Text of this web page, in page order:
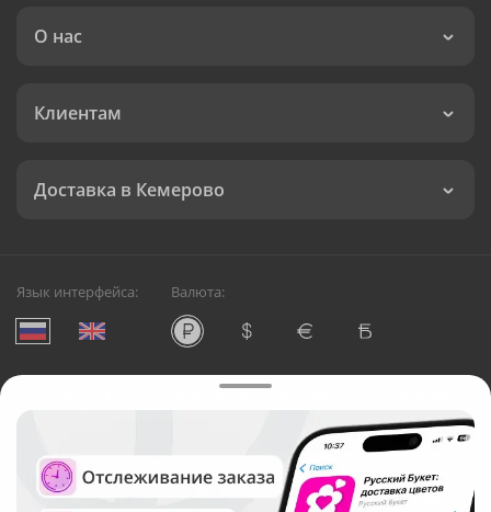
О нас
Клиентам
Доставка в Кемерово
Язык интерфейса: Валюта:
Служба круглосуточной доставки цветов в Кемерово
Русский Букет, 2026
Общество с ограниченной ответственностью «Технология»
ОГРН: 1195476081745, ИНН: 5410081997
Юридический адрес: г. Новосибирск, ул. Ипподромская,